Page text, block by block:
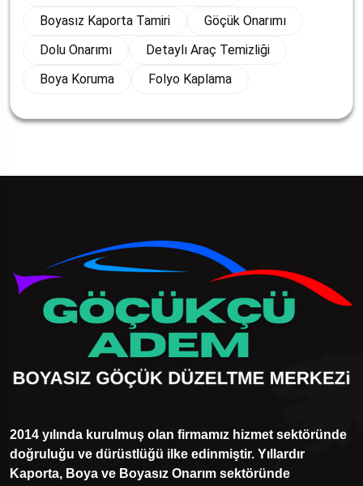
Boyasız Kaporta Tamiri
Göçük Onarımı
Dolu Onarımı
Detaylı Araç Temizliği
Boya Koruma
Folyo Kaplama
2014 yılında kurulmuş olan firmamız hizmet sektöründe
doğruluğu ve dürüstlüğü ilke edinmiştir. Yıllardır
Kaporta, Boya ve Boyasız Onarım sektöründe